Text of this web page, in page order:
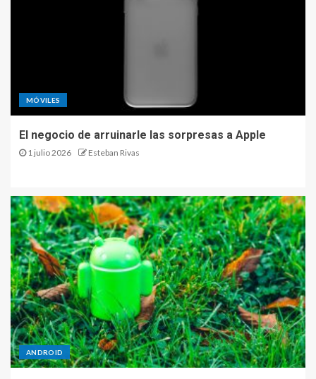
MÓVILES
El negocio de arruinarle las sorpresas a Apple
1 julio 2026 Esteban Rivas
ANDROID